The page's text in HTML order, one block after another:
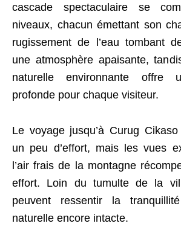
cascade spectaculaire se
niveaux, chacun émettant son
rugissement de l’eau tombant
une atmosphère apaisante,
naturelle environnante offre
profonde pour chaque visiteur.
Le voyage jusqu’à Curug
un peu d’effort, mais les vues
l’air frais de la montagne
effort. Loin du tumulte de la
peuvent ressentir la
naturelle encore intacte.